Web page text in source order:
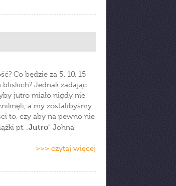
Co będzie za 5, 10, 15
Jednak zadając
jutro miało nigdy nie
a my zostalibyśmy
to, czy aby na pewno nie
pt. „Jutro" Johna
>>> czytaj więcej